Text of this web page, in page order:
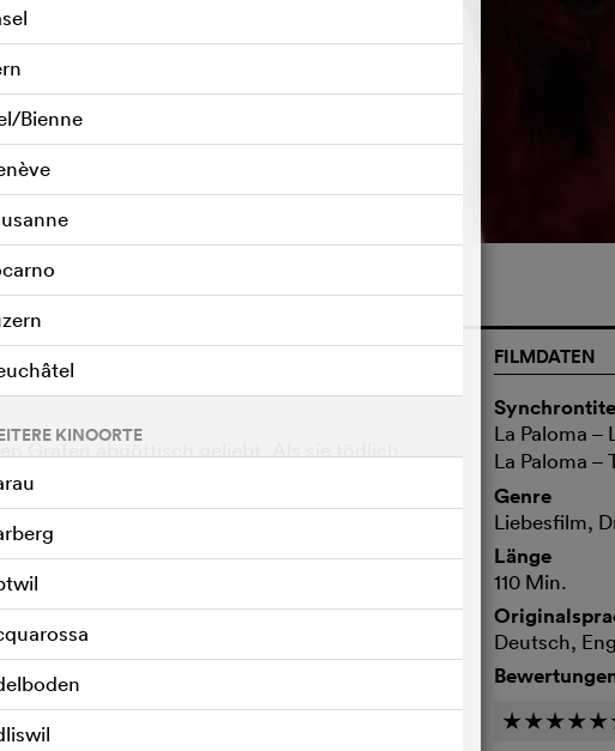
eTRAILER ABSPIELEN
Grafen abgöttisch geliebt. Als sie tödlich
Europas, wo sie bald wieder gesund
absolute Leidenschaft für sie. Als der Freund
Bienne
KINOORTE
FILMDATEN
La Paloma –
La Paloma
Genre
Liebesfilm,
Länge
110 Min.
Deutsch,
c c c c c